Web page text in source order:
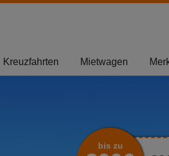
Kreuzfahrten Mietwagen
bis zu